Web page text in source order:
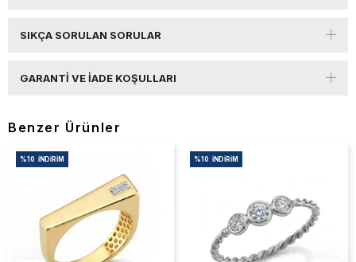
SIKÇA SORULAN SORULAR
GARANTI VE İADE KOŞULLARI
Benzer Ürünler
%10 İNDIRIM %10 İNDIRIM